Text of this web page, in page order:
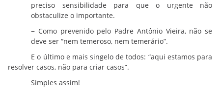
preciso sensibilidade para que o urgente não
obstaculize o importante.
− Como prevenido pelo Padre Antônio Vieira, não se
deve ser “nem temeroso, nem temerário”.
E o último e mais singelo de todos: “aqui estamos para
resolver casos, não para criar casos”.
Simples assim!